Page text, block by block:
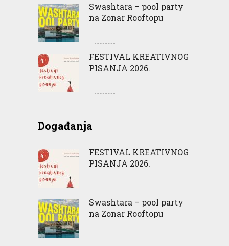
Swashtara – pool party
na Zonar Rooftopu
FESTIVAL KREATIVNOG
PISANJA 2026.
Događanja
FESTIVAL KREATIVNOG
PISANJA 2026.
Swashtara – pool party
na Zonar Rooftopu